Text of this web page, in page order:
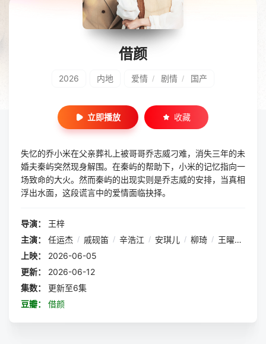
借颜
2026 内地 爱情 / 剧情 / 国产
立即播放 收藏
失忆的乔小米在父亲葬礼上被哥哥乔志威刁难，消失三年的未
婚夫秦屿突然现身解围。在秦屿的帮助下，小米的记忆指向一
场致命的大火。然而秦屿的出现实则是乔志威的安排，当真相
浮出水面，这段谎言中的爱情面临抉择。
导演：
王梓
主演：
任运杰 / 戚砚笛 / 辛浩江 / 安琪儿 / 柳琦 / 王曜
上映：
2026-06-05
更新：
2026-06-12
集数：
更新至6集
豆瓣：
借颜